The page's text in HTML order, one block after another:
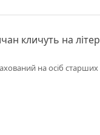
кличуть на
на осіб старших